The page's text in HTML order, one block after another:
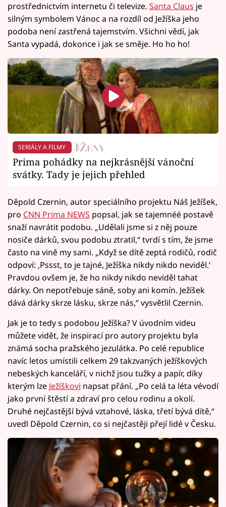
prostřednictvím internetu či televize. Santa Claus je
silným symbolem Vánoc a na rozdíl od Ježíška jeho
podoba není zastřená tajemstvím. Všichni vědí, jak
Santa vypadá, dokonce i jak se směje. Ho ho ho!
SERIÁLY A FILMY
Prima pohádky na nejkrásnější vánoční
svátky. Tady je jejich přehled
Děpold Czernin, autor speciálního projektu Náš Ježíšek,
pro CNN Prima NEWS popsal, jak se tajemnéé postavě
snaží navrátit podobu. „Udělali jsme si z něj pouze
nosiče dárků, svou podobu ztratil,“ tvrdí s tím, že jsme
často na vině my sami. „Když se dítě zeptá rodičů, rodič
odpoví: ‚Pssst, to je tajné, Ježíška nikdy nikdo neviděl.‘
Pravdou ovšem je, že ho nikdy nikdo neviděl tahat
dárky. On nepotřebuje sáně, soby ani komín. Ježíšek
dává dárky skrze lásku, skrze nás,“ vysvětlil Czernin.
Jak je to tedy s podobou Ježíška? V úvodním videu
můžete vidět, že inspirací pro autory projektu byla
známá socha pražského jezulátka. Po celé republice
navíc letos umístili celkem 29 takzvaných ježíškových
nebeských kanceláří, v nichž jsou tužky a papír, díky
kterým lze Ježíškovi napsat přání. „Po celá ta léta vévodí
jako první štěstí a zdraví pro celou rodinu a okolí.
Druhé nejčastější bývá vztahové, láska, třetí bývá dítě,“
uvedl Děpold Czernin, co si nejčastěji přejí lidé v Česku.